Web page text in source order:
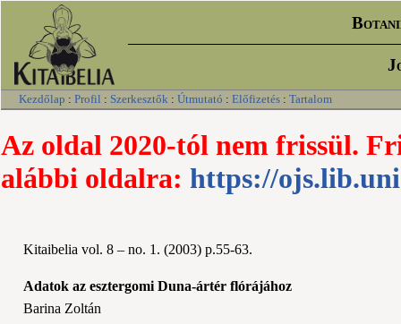
Kezdőlap : Profil : Szerkesztők : Útmutató : Előfizetés : Tartalom
Az oldal 2020-tól nem frissül.
alábbi oldalra: https://
Kitaibelia vol. 8 – no. 1. (2003) p.55-63.
Adatok az esztergomi Duna-ártér flórájához
Barina Zoltán